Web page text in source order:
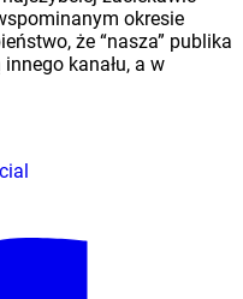
okresie
że “nasza” publika
kanału, a w